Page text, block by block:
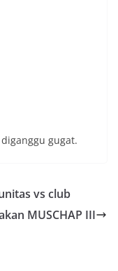
gugat.
vs club
MUSCHAP III